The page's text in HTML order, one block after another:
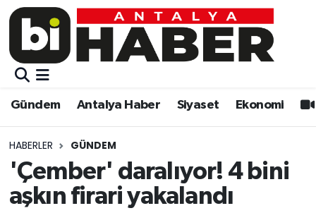
Gündem Antalya Haber Siyaset Ekonomi
HABERLER GÜNDEM
'Çember' daralıyor! 4 bini
aşkın firari yakalandı
Gündem
Siyaset
Ekonomi
Video
Gündem
Siyaset
Eğitim
Ekonomi
Muratpaşa Nöbetçi Eczaneler
Muratpaşa Trafik Yoğunluk Haritası
Süper Lig Puan Durumu ve Fikstür
Tüm Manşetler